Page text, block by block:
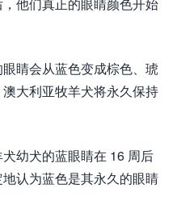
他们真正的眼睛颜色开始
睛会从蓝色变成棕色、琥
大利亚牧羊犬将永久保持
幼犬的蓝眼睛在 16 周后
认为蓝色是其永久的眼睛